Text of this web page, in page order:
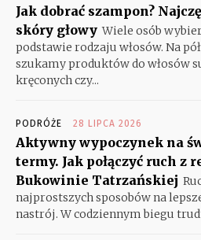
Jak dobrać szampon?
skóry głowy Wiele osób
podstawie rodzaju włosów. Na
szukamy produktów do włosów
kręconych czy...
PODRÓŻE 28 LIPCA 2026
Aktywny wypoczynek na
termy. Jak połączyć ruch z
Bukowinie Tatrzańskiej
najprostszych sposobów na
nastrój. W codziennym biegu